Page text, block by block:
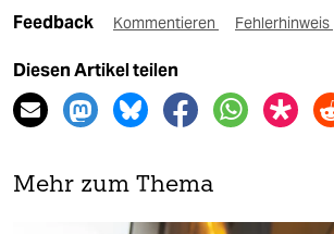
Feedback Kommentieren Fehlerhinweis
Diesen Artikel teilen
Mehr zum Thema